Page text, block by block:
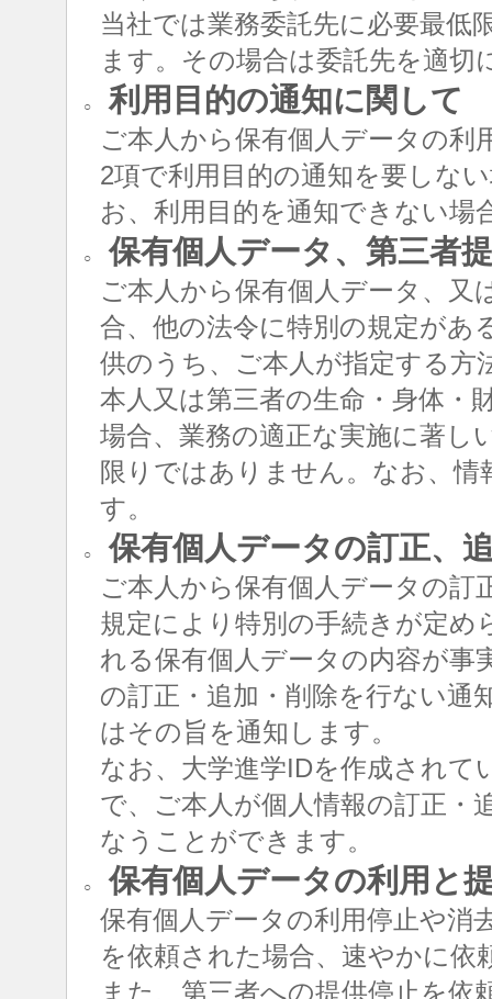
当社では業務委託先に必要最低
ます。その場合は委託先を適切
○ 利用目的の通知に関して
ご本人から保有個人データの利
2項で利用目的の通知を要しな
お、利用目的を通知できない場
○ 保有個人データ、第三者
ご本人から保有個人データ、又
合、他の法令に特別の規定があ
供のうち、ご本人が指定する方
本人又は第三者の生命・身体・
場合、業務の適正な実施に著し
限りではありません。なお、
す。
○ 保有個人データの訂正、
ご本人から保有個人データの訂
規定により特別の手続きが定め
れる保有個人データの内容が事
の訂正・追加・削除を行ない通
はその旨を通知します。
なお、大学進学IDを作成されて
で、ご本人が個人情報の訂正・
なうことができます。
○ 保有個人データの利用と
保有個人データの利用停止や消
を依頼された場合、速やかに
また、第三者への提供停止を